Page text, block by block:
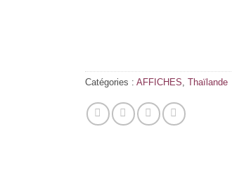
Catégories : AFFICHES Thaïlande